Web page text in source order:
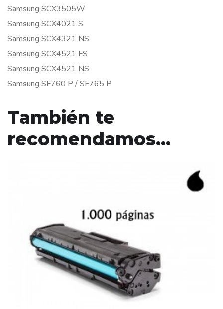
Samsung SCX3505W
Samsung SCX4021 S
Samsung SCX4321 NS
Samsung SCX4521 FS
Samsung SCX4521 NS
Samsung SF760 P / SF765 P
También te
recomendamos…